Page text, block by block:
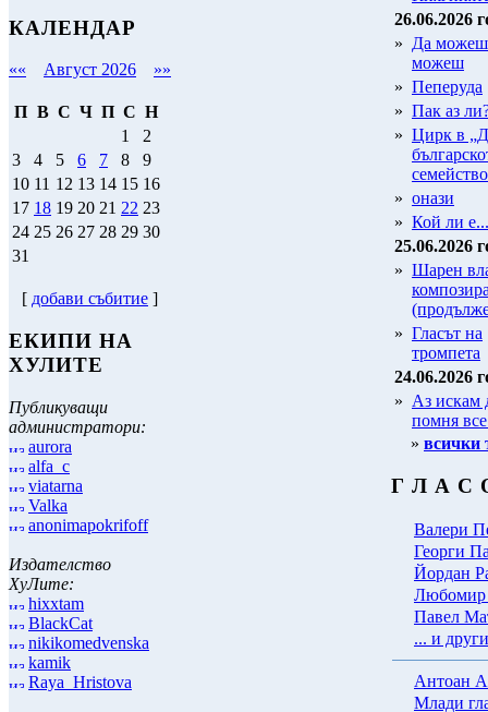
КАЛЕНДАР
«« Август 2026 »»
П В С Ч П С Н
1
2
3
4 5 6 7 8
9
10 11 12 13 14 15 16
17 18 19 20 21 22 23
24 25 26 27 28 29 30
31
[ добави събитие ]
ЕКИПИ НА
ХУЛИТЕ
Публикуващи
администратори:
aurora
alfa_c
viatarna
Valka
anonimapokrifoff
Издателство
ХуЛите:
hixxtam
BlackCat
nikikomedvenska
kamik
Raya_Hristova
26.06.2026
» Да можеш
можеш
» Пеперуда
» Пак аз
» Цирк в
семейство
» онази
» Кой ли
25.06.2026
» Шарен
» Гласът на
тромпета
24.06.2026
» Аз искам
помня все
» всички
Г Л А С
Валери
Георги
Йордан
Любомир
Павел
... и
Антоан
Млади